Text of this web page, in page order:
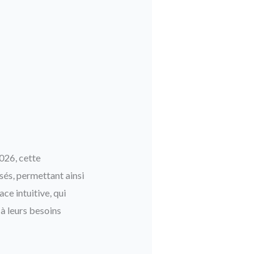
cette
permettant ainsi
intuitive, qui
leurs besoins